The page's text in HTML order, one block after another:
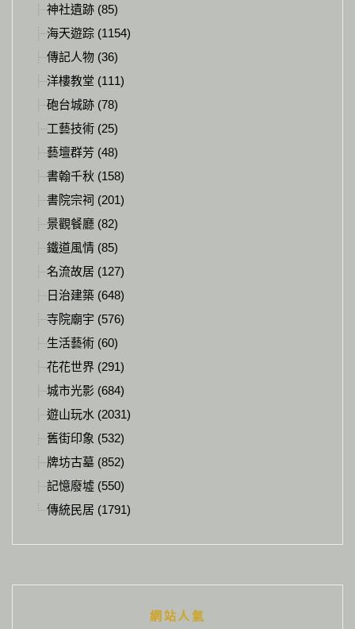
神社遺跡 (85)
海天遊踪 (1154)
傳記人物 (36)
洋樓教堂 (111)
砲台城跡 (78)
工藝技術 (25)
藝壇群芳 (48)
書翰千秋 (158)
書院宗祠 (201)
景觀餐廳 (82)
鐵道風情 (85)
名流故居 (127)
日治建築 (648)
寺院廟宇 (576)
生活藝術 (60)
花花世界 (291)
城市光影 (684)
遊山玩水 (2031)
舊街印象 (532)
牌坊古墓 (852)
記憶廢墟 (550)
傳統民居 (1791)
網站人氣